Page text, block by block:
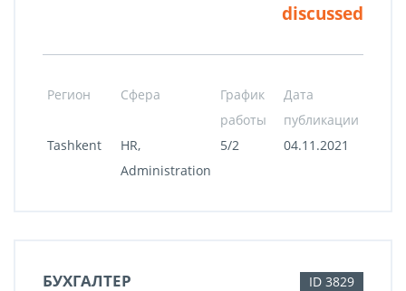
discussed
Регион Сфера
График
работы
Дата
публикации
Tashkent
HR,
Administration
5/2 04.11.2021
БУХГАЛТЕР ID 3829